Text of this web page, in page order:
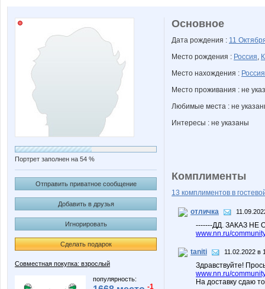
Портрет заполнен на 54 %
Отправить приватное сообщение
Добавить в друзья
Игнорировать
Сделать подарок
Совместная покупка: взрослый
популярность:
-1
Основное
Дата рождения : 11
Место рождения : Россия,
Место нахождения : Россия
Место проживания : не
Любимые места : не
Интересы : не указаны
Комплименты
13 комплиментов в
отличка
-------ДД. ЗАКАЗ
www.nn.ru/
taniti 11.02.2022 в
Здравствуйте!
www.nn.ru/
На доставку сдаю